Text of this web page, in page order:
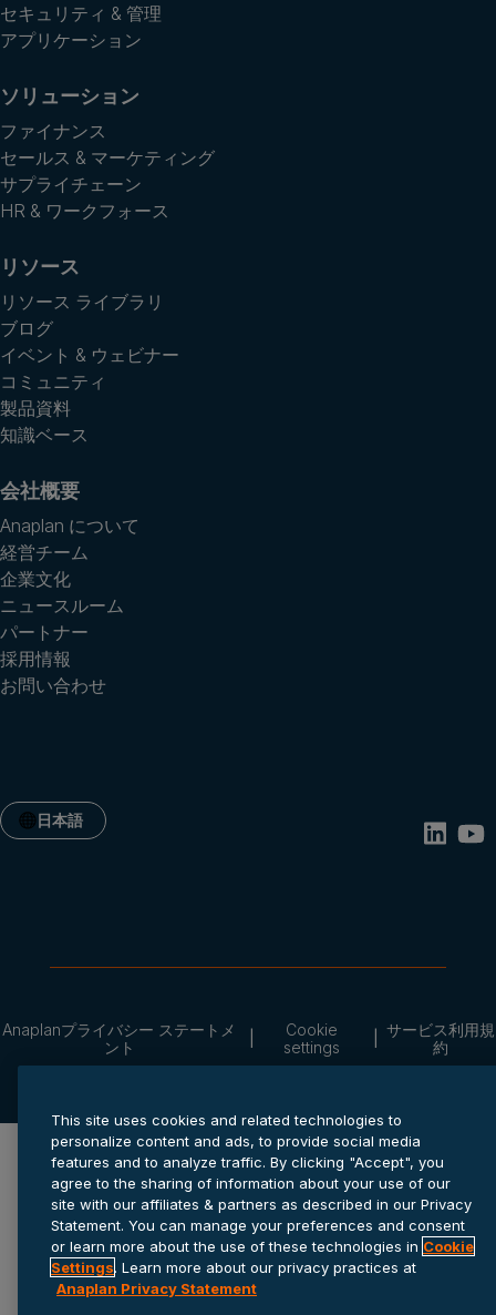
セキュリティ & 管理
アプリケーション
ソリューション
ファイナンス
セールス & マーケティング
サプライチェーン
HR & ワークフォース
リソース
リソース ライブラリ
ブログ
イベント & ウェビナー
コミュニティ
製品資料
知識ベース
会社概要
Anaplan について
経営チーム
企業文化
ニュースルーム
パートナー
採用情報
お問い合わせ
日本語
Anaplanプライバシー ステートメ
ント
Cookie
settings
サービス利用規
約
This site uses cookies and related technologies to
personalize content and ads, to provide social media
features and to analyze traffic. By clicking "Accept", you
agree to the sharing of information about your use of our
site with our affiliates & partners as described in our Privacy
Statement. You can manage your preferences and consent
or learn more about the use of these technologies in Cookie
Settings. Learn more about our privacy practices at
Anaplan Privacy Statement